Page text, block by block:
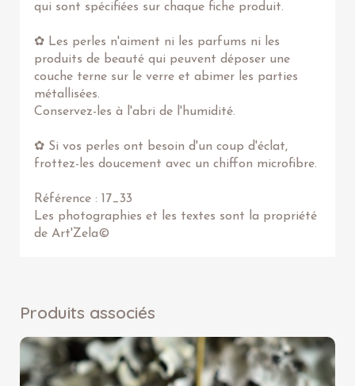
qui sont spécifiées sur chaque fiche produit.
✿ Les perles n'aiment ni les parfums ni les
produits de beauté qui peuvent déposer une
couche terne sur le verre et abimer les parties
métallisées.
Conservez-les à l'abri de l'humidité.
✿ Si vos perles ont besoin d'un coup d'éclat,
frottez-les doucement avec un chiffon microfibre.
Référence : 17_33
Les photographies et les textes sont la propriété
de Art'Zela©
Produits associés